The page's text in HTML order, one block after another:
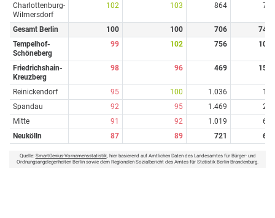
Charlottenburg-
Wilmersdorf
102 103 864 7
Gesamt Berlin 100 100 706
74
Tempelhof-
Schöneberg
99 102 756 10
Friedrichshain-
Kreuzberg
98 96 469 15
Reinickendorf 95 100 1.036
1
Spandau
92 95 1.469
2
Mitte
91 92 1.019
6
Neukölln
87 89 721 6
Quelle: SmartGenius-Vornamensstatistik, hier basierend auf Amtlichen Daten des Landesamtes für Bürger- und
Ordnungsangelegenheiten Berlin sowie dem Regionalen Sozialbericht des Amtes für Statistik Berlin-Brandenburg.